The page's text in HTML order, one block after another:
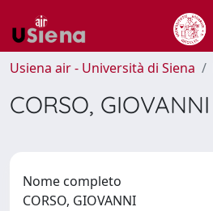
Usiena air - Università di Siena
CORSO, GIOVANNI
Nome completo
CORSO, GIOVANNI